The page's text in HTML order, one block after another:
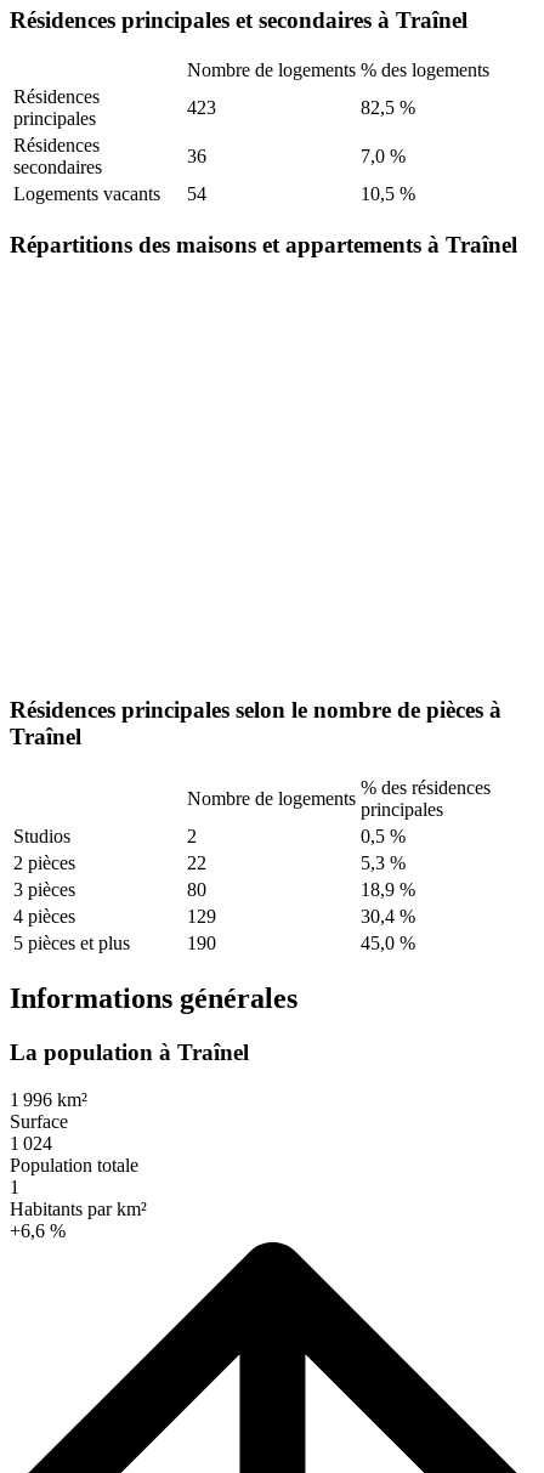
Résidences principales et secondaires à Traînel
Nombre de logements % des logements
Résidences
principales
423
82,5 %
Résidences
secondaires
36
7,0 %
Logements vacants
54 10,5 %
Répartitions des maisons et appartements à Traînel
Résidences principales selon le nombre de pièces à
Traînel
Nombre de logements
% des résidences
principales
Studios
2
0,5 %
2 pièces
22
5,3 %
3 pièces
80
18,9 %
4 pièces
129
30,4 %
5 pièces et plus
190 45,0 %
Informations générales
La population à Traînel
1 996 km²
Surface
1 024
Population totale
1
Habitants par km²
+6,6 %